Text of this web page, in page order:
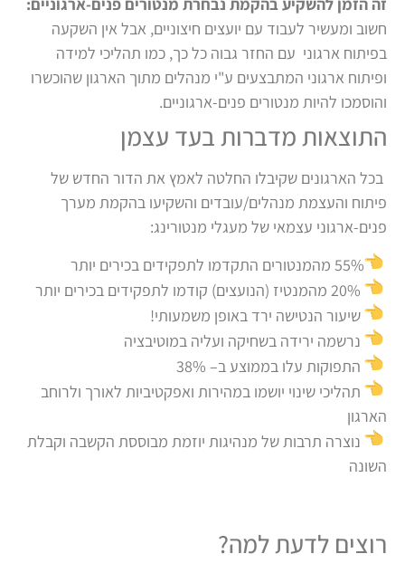
חשוב ומעשיר לעבוד עם יועצים חיצוניים, אבל אין השקעה
בפיתוח ארגוני עם החזר גבוה כל כך, כמו תהליכי למידה
ופיתוח ארגוני המתבצעים ע"י מנהלים מתוך הארגון שהוכשרו
והוסמכו להיות מנטורים פנים-ארגוניים.
התוצאות מדברות בעד עצמן
בכל הארגונים שקיבלו החלטה לאמץ את הדור החדש של
פיתוח והעצמת מנהלים/עובדים והשקיעו בהקמת מערך
פנים-ארגוני עצמאי של מעגלי מנטורינג:
55% מהמנטורים התקדמו לתפקידים בכירים יותר
% מהמנטיז (הנועצים) קודמו לתפקידים בכירים יותר
שיעור הנטישה ירד באופן משמעותי!
נרשמה ירידה בשחיקה ועליה במוטיבציה
התפוקות עלו בממוצע ב– 38%
תהליכי שינוי יושמו במהירות ואפקטיביות לאורך ולרוחב
הארגון
נוצרה תרבות של מנהיגות יוזמת מבוססת הקשבה וקבלת
השונה
רוצים לדעת למה?